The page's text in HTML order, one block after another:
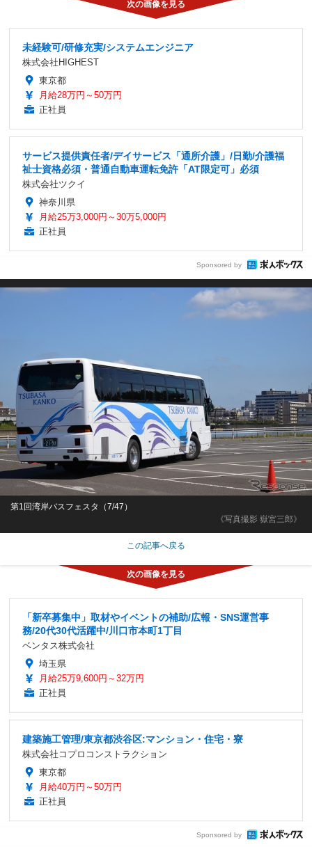
未経験可/研修充実/システムエンジニア
株式会社HIGHEST
東京都
月給28万円～50万円
正社員
サービス提供責任者/デイサービス「通所介護」/日勤/介護福
祉士資格必須・普通自動車運転免許「AT限定可」必須
株式会社ツクイ
神奈川県
月給25万3,000円～30万5,000円
正社員
Sponsored by
《写真撮影 嶽宮三郎》
第1回湾岸バスフェスタ（7/47）
この記事へ戻る
「新卒募集中」取材やイベントの補助/広報・SNS運営事
務/20代30代活躍中/川口市本町1丁目
ベンタス株式会社
埼玉県
月給25万9,600円～32万円
正社員
建築施工管理/東京都渋谷区:マンション・住宅・寮
株式会社コプロコンストラクション
東京都
月給40万円～50万円
正社員
Sponsored by